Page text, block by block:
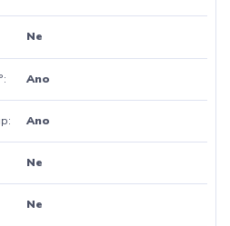
Ne
Ano
Ano
Ne
Ne